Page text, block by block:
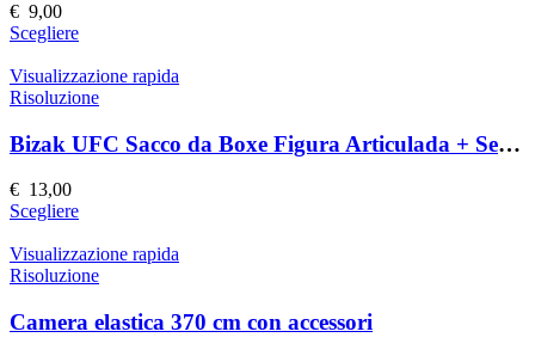
scelte
nella
pagina
del
prodotto
€ 9,00
ScegliereQuesto
ha
più
Le
opzioni
scelte
nella
pagina
del
prodotto
Visualizzazione rapida
Risoluzione
Bizak UFC Sacco da Boxe Figura Articulada + Set Lucha
€ 13,00
ScegliereQuesto
ha
più
Le
opzioni
Visualizzazione rapida
Risoluzione
Camera elastica 370 cm con accessori